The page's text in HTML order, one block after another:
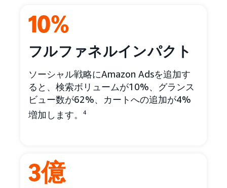
10%
フルファネルインパクト
ソーシャル戦略にAmazon Adsを追加す
ると、検索ボリュームが10%、グランス
ビュー数が62%、カートへの追加が4%
増加します。
4
3億